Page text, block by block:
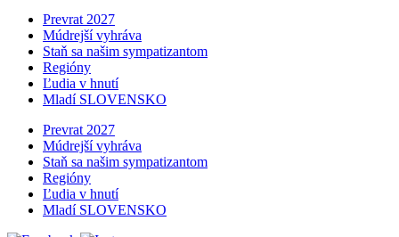
Prevrat 2027
Múdrejší vyhráva
Staň sa našim sympatizantom
Regióny
Ľudia v hnutí
Mladí SLOVENSKO
Prevrat 2027
Múdrejší vyhráva
Staň sa našim sympatizantom
Regióny
Ľudia v hnutí
Mladí SLOVENSKO